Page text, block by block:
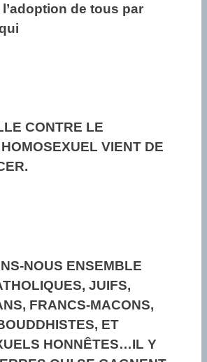
de tous par
CONTRE LE
VIENT DE
NOUS ENSEMBLE
JUIFS,
FRANCS-MACONS,
ET
HONNÊTES…IL Y